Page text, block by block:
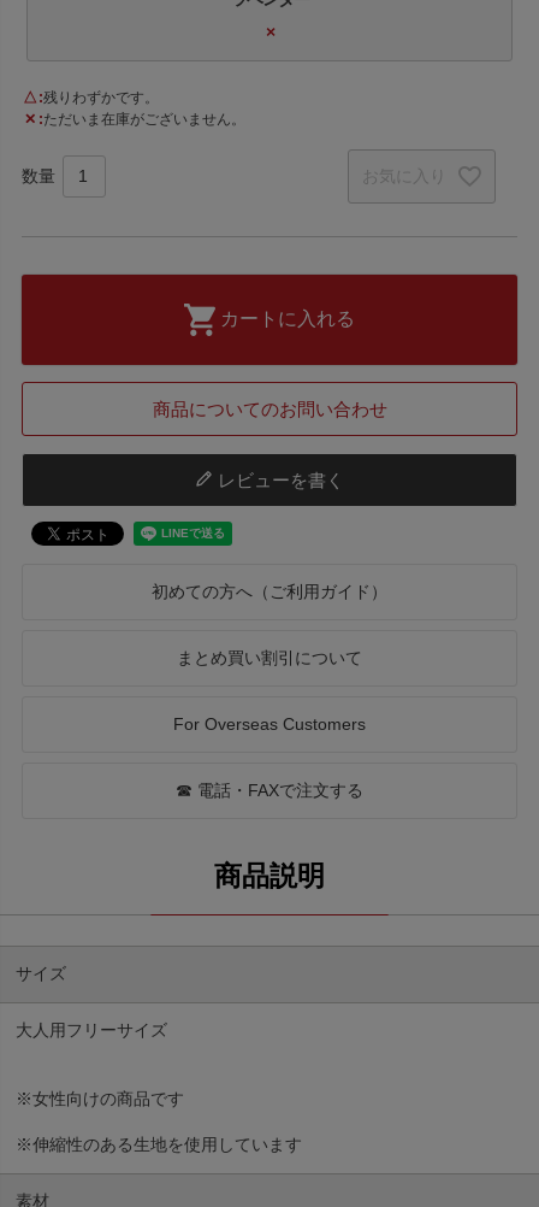
×
△ 残りわずかです。
✕ ただいま在庫がございません。
お気に入り
カートに入れる
商品についてのお問い合わせ
レビューを書く
初めての方へ（ご利用ガイド）
まとめ買い割引について
For Overseas Customers
☎ 電話・FAXで注文する
サイズ
大人用フリーサイズ
※女性向けの商品です
※伸縮性のある生地を使用しています
素材